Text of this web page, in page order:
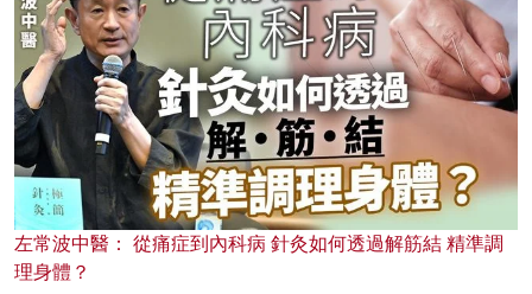
左常波中醫： 從痛症到內科病 針灸如何透過解筋結 精準調
理身體？